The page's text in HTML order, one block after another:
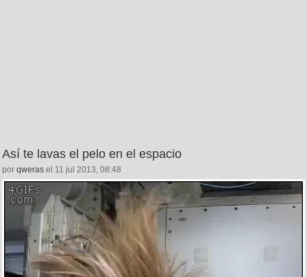
Así te lavas el pelo en el espacio
por qweras el 11 jul 2013, 08:48